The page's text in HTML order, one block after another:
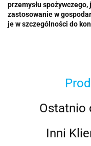
przemysłu
zastosowanie w
je w szczególności do
Ostatnio
Inni